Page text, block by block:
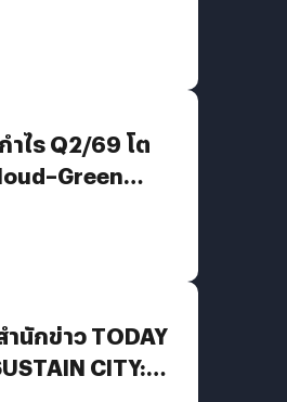
ำไร Q2/69 โต
รื่อง New
นักข่าว TODAY
CITY: